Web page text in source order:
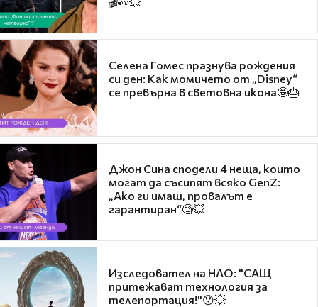
Селена Гомес празнува рождения
си ден: Как момичето от „Disney“
се превърна в световна икона🤩🎂
Джон Сина сподели 4 неща, които
могат да съсипят всяко GenZ:
„Ако ги имаш, провалът е
гарантиран“🧐💥
Изследовател на НЛО: "САЩ
притежават технология за
телепортация!"😯💥